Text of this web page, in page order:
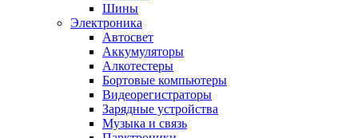
Шины
Электроника
Автосвет
Аккумуляторы
Алкотестеры
Бортовые компьютеры
Видеорегистраторы
Зарядные устройства
Музыка и связь